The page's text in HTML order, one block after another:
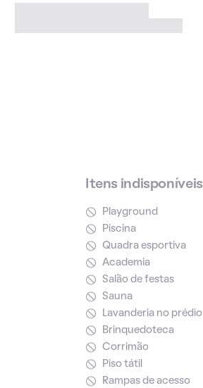
Itens indisponíveis
Playground
Piscina
Quadra esportiva
Academia
Salão de festas
Sauna
Lavanderia no prédio
Brinquedoteca
Corrimão
Piso tátil
Rampas de acesso